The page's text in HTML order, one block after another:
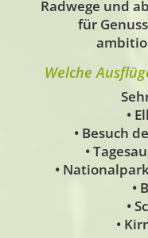
Radwege und
für
Welche
•
• Besuch
•
•
•
•
•